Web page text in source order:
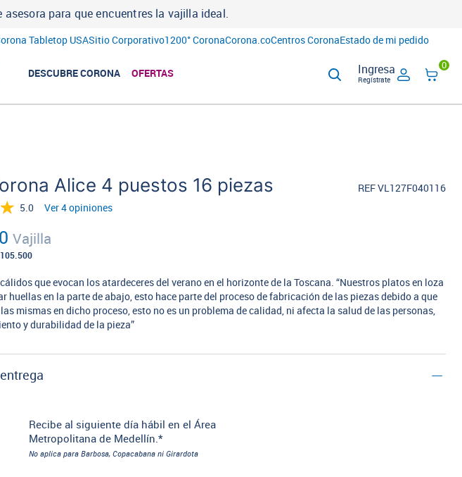
para que encuentres la vajilla ideal.
Tabletop USASitio Corporativo1200° CoronaCorona.coCentros CoronaEstado de mi pedido
DESCUBRE CORONA OFERTAS Ingresa
Regístrate
0
Alice 4 puestos 16 piezas
REF VL127F040116
5.0
Ver 4 opiniones
Vajilla
que evocan los atardeceres del verano en el horizonte de la Toscana. “Nuestros platos en loza
huellas en la parte de abajo, esto hace parte del proceso de fabricación de las piezas debido a que
mismas en dicho proceso, esto no es un problema de calidad, ni afecta la salud de las personas,
y durabilidad de la pieza”
Recibe al siguiente día hábil en el Área
Metropolitana de Medellín.*
No aplica para Barbosa, Copacabana ni Girardota